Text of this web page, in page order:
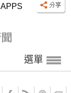
APPS
選單